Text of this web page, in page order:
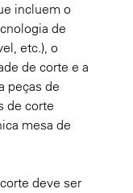
incluem o
de
etc.), o
de corte e a
peças de
de corte
mesa de
deve ser